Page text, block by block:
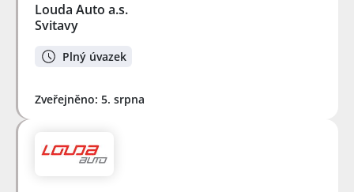
Louda Auto a.s.
Svitavy
Plný úvazek
Zveřejněno: 5. srpna